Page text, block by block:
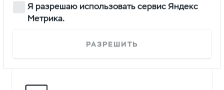
Низкие цены
Выгодные предложения на продукцию
контрактов с эксклюзивными ценами
Я разрешаю использовать сервис Яндекс
Метрика.
РАЗРЕШИТЬ